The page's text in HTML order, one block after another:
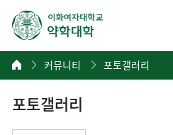
커뮤니티 포토갤러리
포토갤러리